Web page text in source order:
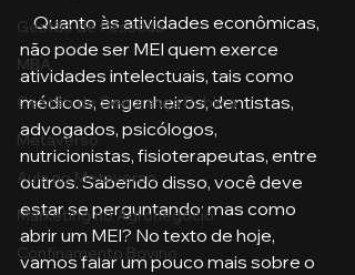
Gestão de Pessoas
MBA
Gestão de Segurança Publica
Metaverso
Aula no Metaverso
Marketing no Agronegócio
Confinamento Bovino
    Quanto às atividades econômicas,
não pode ser MEI quem exerce
atividades intelectuais, tais como
médicos, engenheiros, dentistas,
advogados, psicólogos,
nutricionistas, fisioterapeutas, entre
outros. Sabendo disso, você deve
estar se perguntando: mas como
abrir um MEI? No texto de hoje,
vamos falar um pouco mais sobre o